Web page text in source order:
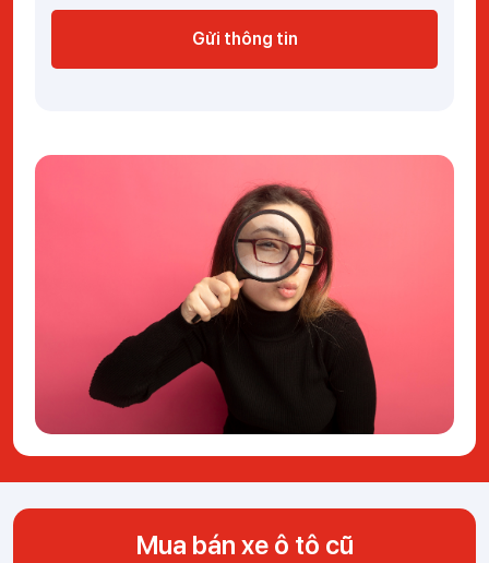
Gửi thông tin
Mua bán xe ô tô cũ